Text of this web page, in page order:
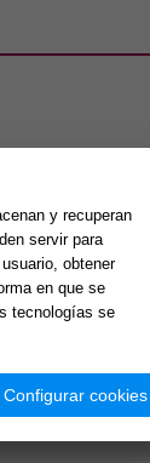
FATIMA DE
TURCOS
y recuperan
servir para
obtener
en que se
tecnologías se
Configurar cookies